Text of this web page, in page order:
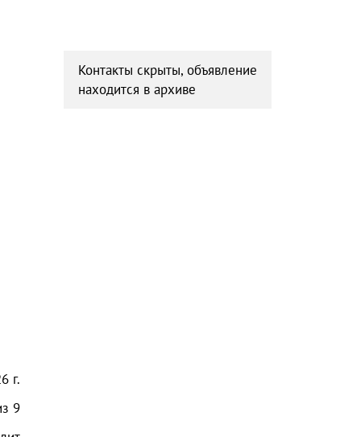
г.
9
Контакты скрыты, объявление
находится в архиве